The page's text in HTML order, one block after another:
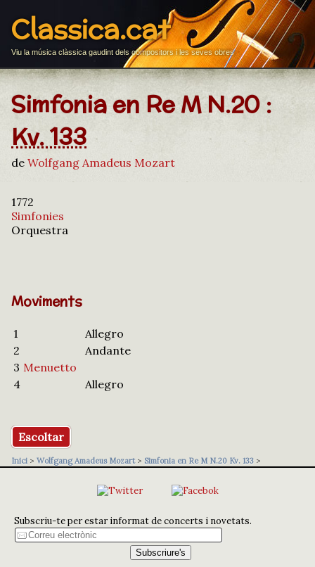
Classica.cat
Viu la música clàssica gaudint dels compositors i les seves obres
Simfonia en Re M N.20 :
Kv. 133
de Wolfgang Amadeus Mozart
1772
Simfonies
Orquestra
Moviments
1
Allegro
2
Andante
3 Menuetto
4
Allegro
Escoltar
Inici > Wolfgang Amadeus Mozart> Simfonia en Re M N.20 Kv. 133 >
Subscriu-te per estar informat de concerts i novetats.